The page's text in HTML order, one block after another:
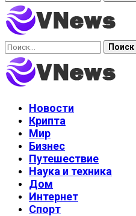
Найти:
Новости
Крипта
Мир
Бизнес
Путешествие
Наука и техника
Дом
Интернет
Спорт